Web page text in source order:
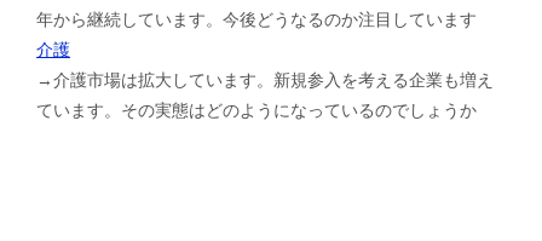
年から継続しています。今後どうなるのか注目しています
介護
→介護市場は拡大しています。新規参入を考える企業も増え
ています。その実態はどのようになっているのでしょうか